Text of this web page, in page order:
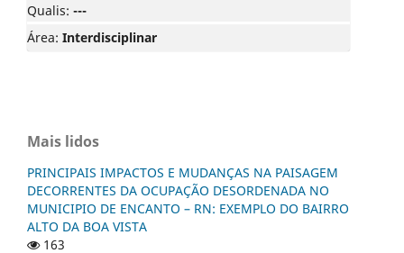
Qualis: ---
Área: Interdisciplinar
Mais lidos
PRINCIPAIS IMPACTOS E MUDANÇAS NA PAISAGEM
DECORRENTES DA OCUPAÇÃO DESORDENADA NO
MUNICIPIO DE ENCANTO – RN: EXEMPLO DO BAIRRO
ALTO DA BOA VISTA
163